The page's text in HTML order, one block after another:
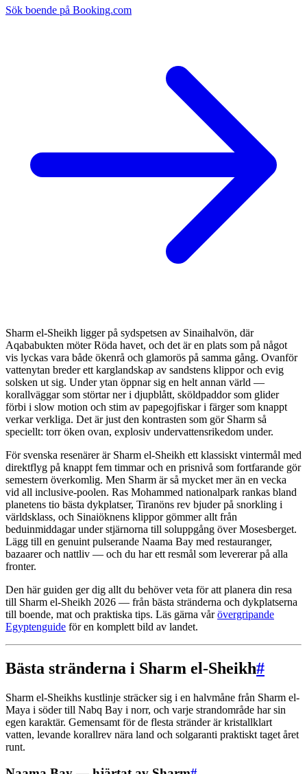
Sök boende på Booking.com
Sharm el-Sheikh ligger på sydspetsen av Sinaihalvön, där
Aqababukten möter Röda havet, och det är en plats som på något
vis lyckas vara både ökenrå och glamorös på samma gång. Ovanför
vattenytan breder ett karglandskap av sandstens klippor och evig
solsken ut sig. Under ytan öppnar sig en helt annan värld —
korallväggar som störtar ner i djupblått, sköldpaddor som glider
förbi i slow motion och stim av papegojfiskar i färger som knappt
verkar verkliga. Det är just den kontrasten som gör Sharm så
speciellt: torr öken ovan, explosiv undervattensrikedom under.
För svenska resenärer är Sharm el-Sheikh ett klassiskt vintermål med
direktflyg på knappt fem timmar och en prisnivå som fortfarande gör
semestern överkomlig. Men Sharm är så mycket mer än en vecka
vid all inclusive-poolen. Ras Mohammed nationalpark rankas bland
planetens tio bästa dykplatser, Tiranöns rev bjuder på snorkling i
världsklass, och Sinaiöknens klippor gömmer allt från
beduinmiddagar under stjärnorna till soluppgång över Mosesberget.
Lägg till en genuint pulserande Naama Bay med restauranger,
bazaarer och nattliv — och du har ett resmål som levererar på alla
fronter.
Den här guiden ger dig allt du behöver veta för att planera din resa
till Sharm el-Sheikh 2026 — från bästa stränderna och dykplatserna
till boende, mat och praktiska tips. Läs gärna vårövergripande
Egyptenguide för en komplett bild av landet.
Bästa stränderna i Sharm el-Sheikh#
Sharm el-Sheikhs kustlinje sträcker sig i en halvmåne från Sharm el-
Maya i söder till Nabq Bay i norr, och varje strandområde har sin
egen karaktär. Gemensamt för de flesta stränder är kristallklart
vatten, levande korallrev nära land och solgaranti praktiskt taget året
runt.